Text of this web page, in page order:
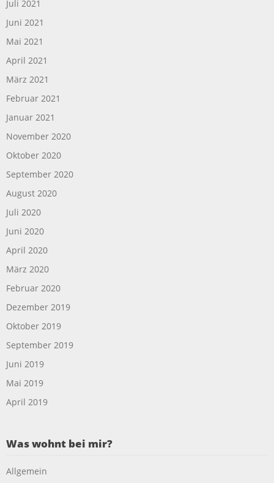
Juli 2021
Juni 2021
Mai 2021
April 2021
März 2021
Februar 2021
Januar 2021
November 2020
Oktober 2020
September 2020
August 2020
Juli 2020
Juni 2020
April 2020
März 2020
Februar 2020
Dezember 2019
Oktober 2019
September 2019
Juni 2019
Mai 2019
April 2019
Was wohnt bei mir?
Allgemein